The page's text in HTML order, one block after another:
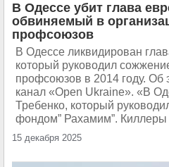
В Одессе убит глава
обвиняемый в
профсоюзов
В Одессе ликвидирован
который руководил
профсоюзов в 2014 году. Об
канал «Open Ukraine». «В
Требенко, который
фондом” Рахамим”. Киллеры
15 декабря 2025